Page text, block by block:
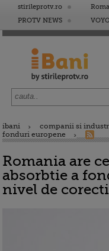
stirileprotv.ro
PROTV NEWS
ibani
companii si
fonduri europene
Romania are
absorbtie a
nivel de